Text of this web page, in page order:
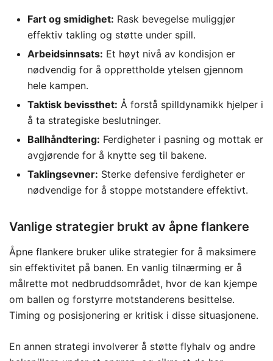
Fart og smidighet: Rask bevegelse muliggjør
effektiv takling og støtte under spill.
Arbeidsinnsats: Et høyt nivå av kondisjon er
nødvendig for å opprettholde ytelsen gjennom
hele kampen.
Taktisk bevissthet: Å forstå spilldynamikk hjelper i
å ta strategiske beslutninger.
Ballhåndtering: Ferdigheter i pasning og mottak er
avgjørende for å knytte seg til bakene.
Taklingsevner: Sterke defensive ferdigheter er
nødvendige for å stoppe motstandere effektivt.
Vanlige strategier brukt av åpne flankere
Åpne flankere bruker ulike strategier for å maksimere
sin effektivitet på banen. En vanlig tilnærming er å
målrette mot nedbruddsområdet, hvor de kan kjempe
om ballen og forstyrre motstanderens besittelse.
Timing og posisjonering er kritisk i disse situasjonene.
En annen strategi involverer å støtte flyhalv og andre